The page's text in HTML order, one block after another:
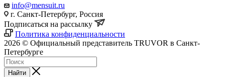
info@mensuit.ru
г. Санкт-Петербург, Россия
Подписаться на рассылку
Политика конфиденциальности
2026 © Официальный представитель TRUVOR в Санкт-
Петербурге
Найти